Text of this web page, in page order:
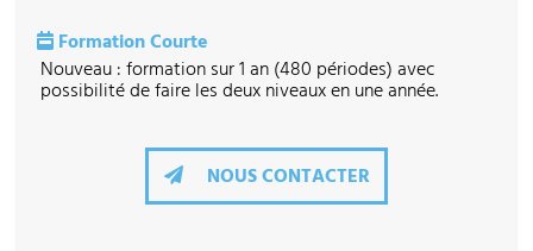
Formation Courte
Nouveau : formation sur 1 an (480 périodes) avec
possibilité de faire les deux niveaux en une année.
NOUS CONTACTER